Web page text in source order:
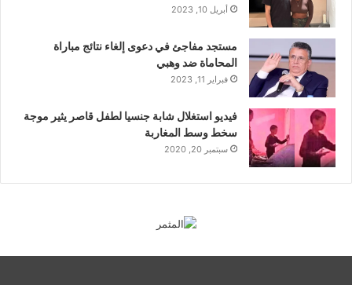
أبريل 10, 2023
مستجد مفاجئ في دعوى إلغاء نتائج مباراة
المحاماة ضد وهبي
فبراير 11, 2023
فيديو استغلال شابة جنسيا لطفل قاصر يثير موجة
سخط وسط المغاربة
سبتمبر 20, 2020